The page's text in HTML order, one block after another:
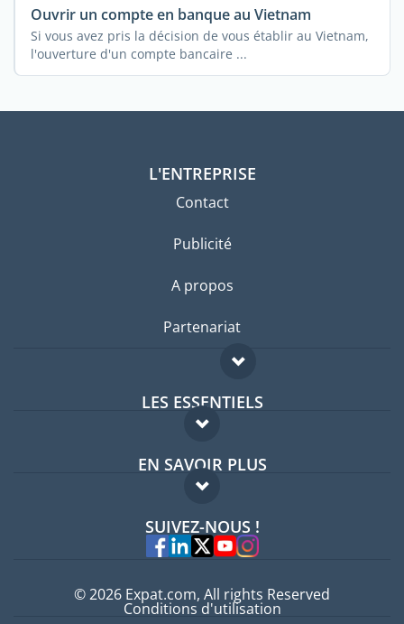
Ouvrir un compte en banque au Vietnam
Si vous avez pris la décision de vous établir au Vietnam,
l'ouverture d'un compte bancaire ...
L'ENTREPRISE
Contact
Publicité
A propos
Partenariat
LES ESSENTIELS
Forum expatriés
Guides pays
EN SAVOIR PLUS
FAQ
Experts
SUIVEZ-NOUS !
© 2026 Expat.com, All rights Reserved
Conditions d'utilisation